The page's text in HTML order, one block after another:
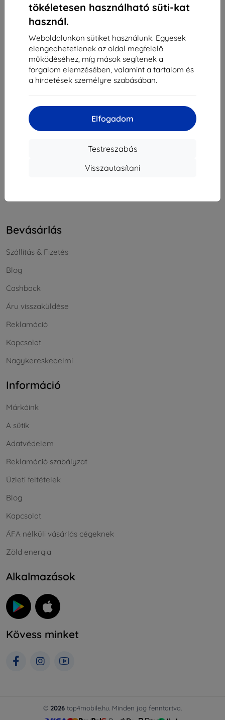
tökéletesen használható süti-kat
használ.
Weboldalunkon sütiket használunk. Egyesek
elengedhetetlenek az oldal megfelelő
működéséhez, míg mások segítenek a
forgalom elemzésében, valamint a tartalom és
a hirdetések személyre szabásában.
Elfogadom
Testreszabás
Visszautasítani
Shield-Sk s.r.o.
Rudolf Mocka utca 3750/2A
841 04 Bratislava
Cégjegyzékszám:46701494
ÁFA-azonosító:SK2023549671
info@top4mobile.eu
Bevásárlás
Szállítás & Fizetés
Blog
Cashback
Áru visszaküldése
Reklamáció
Kapcsolat
Nagykereskedelmi
Információ
Márkáink
A sütik
Adatvédelem
Reklamáció szabályzat
Üzleti feltételek
Blog
Kapcsolat
ÁFA nélküli vásárlás cégeknek
Zöld energia
Alkalmazások
Kövess minket
© 2026 top4mobile.hu. Minden jog fenntartva.